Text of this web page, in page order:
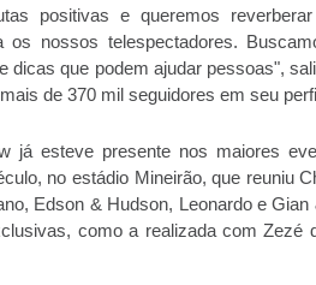
positivas e queremos
os nossos telespectadores.
dicas que podem ajudar pessoas",
de 370 mil seguidores em seu
já esteve presente nos maiores
no estádio Mineirão, que reuniu
Edson & Hudson, Leonardo e
como a realizada com Zezé